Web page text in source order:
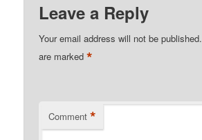
Leave a Reply
Your email address will not be published.
are marked*
Comment *